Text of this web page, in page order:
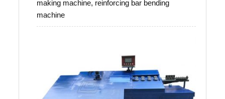
making machine, reinforcing bar bending
machine